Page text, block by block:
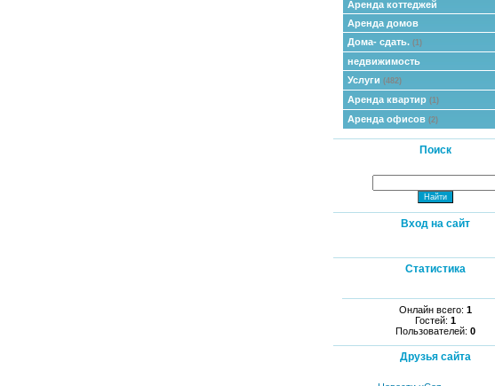
Аренда коттеджей
Аренда домов
Дома- сдать. (1)
недвижимость
Услуги (482)
Аренда квартир (1)
Аренда офисов (2)
Поиск
Вход на сайт
Статистика
Онлайн всего: 1
Гостей: 1
Пользователей: 0
Друзья сайта